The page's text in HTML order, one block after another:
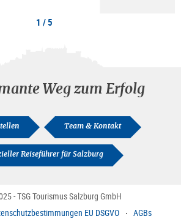
1 / 5
Weg zum Erfolg
Team & Kontakt
Reiseführer für Salzburg
- TSG Tourismus Salzburg GmbH
EU DSGVO
AGBs